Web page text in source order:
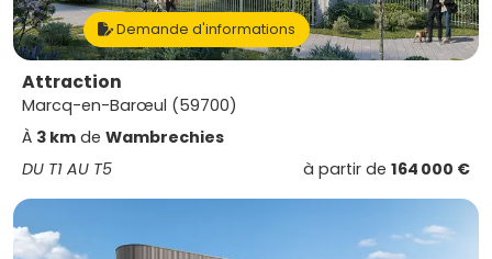
Demande d'informations
Attraction
Marcq-en-Barœul (59700)
À 3 km de Wambrechies
DU T1 AU T5
à partir de 164 000 €